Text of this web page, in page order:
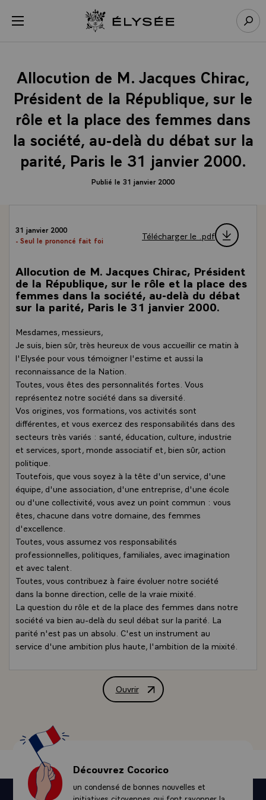
menu Retour à l’accueil Élysée
Allocution de M. Jacques Chirac,
Président de la République, sur le
rôle et la place des femmes dans
la société, au-delà du débat sur la
parité, Paris le 31 janvier 2000.
Publié le 31 janvier 2000
31 janvier 2000
- Seul le prononcé fait foi
Télécharger le .pdf
Allocution de M. Jacques Chirac, Président
de la République, sur le rôle et la place des
femmes dans la société, au-delà du débat
sur la parité, Paris le 31 janvier 2000.
Mesdames, messieurs,
Je suis, bien sûr, très heureux de vous accueillir ce matin à
l'Elysée pour vous témoigner l'estime et aussi la
reconnaissance de la Nation.
Toutes, vous êtes des personnalités fortes. Vous
représentez notre société dans sa diversité.
Vos origines, vos formations, vos activités sont
différentes, et vous exercez des responsabilités dans des
secteurs très variés : santé, éducation, culture, industrie
et services, sport, monde associatif et, bien sûr, action
politique.
Toutefois, que vous soyez à la tête d'un service, d'une
équipe, d'une association, d'une entreprise, d'une école
ou d'une collectivité, vous avez un point commun : vous
êtes, chacune dans votre domaine, des femmes
d'excellence.
Toutes, vous assumez vos responsabilités
professionnelles, politiques, familiales, avec imagination
et avec talent.
Toutes, vous contribuez à faire évoluer notre société
dans la bonne direction, celle de la vraie mixité.
La question du rôle et de la place des femmes dans notre
société va bien au-delà du seul débat sur la parité. La
parité n'est pas un absolu. C'est un instrument au
service d'une ambition plus haute, l'ambition de la mixité.
hommes assurent en commun, qu'ils fassent vivre
ensemble une société plus inventive, plus généreuse, plus
soucieuse d'équilibre et de dialogue, accordant aussi une
place plus grande à la famille et à l'enfant.
L'évolution vers la mixité correspond à une aspiration
profonde et elle est irréversible. Elle crée de nouvelles
synergies. Notre société y puisera créativité, force et
élan.
Ouvrir
Allocution de M. Jacques Chirac,
Découvrez Cocorico
un condensé de bonnes nouvelles et
Panneau de gestion des cookies